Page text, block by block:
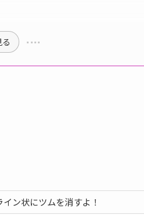
イン状にツムを消すよ！